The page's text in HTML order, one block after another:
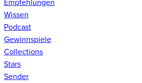
Empfehlungen
Wissen
Podcast
Gewinnspiele
Collections
Stars
Sender